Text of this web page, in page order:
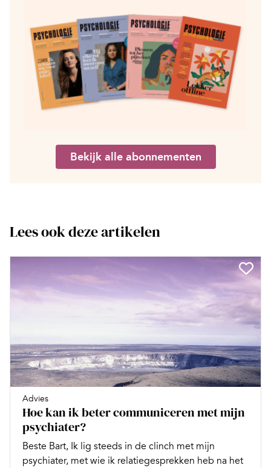
Bekijk alle abonnementen
Lees ook deze artikelen
Advies
Hoe kan ik beter communiceren met mijn
psychiater?
Beste Bart, Ik lig steeds in de clinch met mijn
psychiater, met wie ik relatiegesprekken heb na het